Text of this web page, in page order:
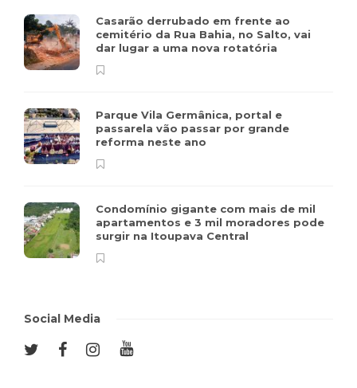
Casarão derrubado em frente ao
cemitério da Rua Bahia, no Salto, vai
dar lugar a uma nova rotatória
Parque Vila Germânica, portal e
passarela vão passar por grande
reforma neste ano
Condomínio gigante com mais de mil
apartamentos e 3 mil moradores pode
surgir na Itoupava Central
Social Media